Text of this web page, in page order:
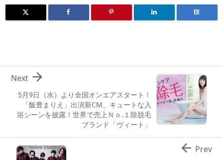
B!
5月9日（水）より全国オンエアスタート！
「飯豊まりえ」出演新CM、キュートな入
浴シーンを披露！世界で売上Ｎｏ.１除脱毛
ブランド「ヴィート」

Next
 Prev